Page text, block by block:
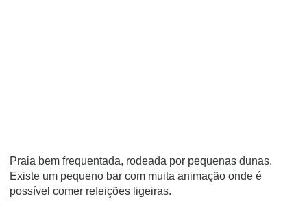
Praia bem frequentada, rodeada por pequenas dunas.
Existe um pequeno bar com muita animação onde é
possível comer refeições ligeiras.